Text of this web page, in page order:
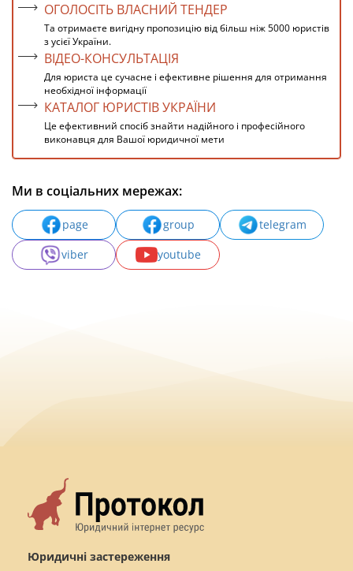
ОГОЛОСІТЬ ВЛАСНИЙ ТЕНДЕР
Та отримаєте вигідну пропозицію від більш ніж 5000 юристів
з усієї України.
ВІДЕО-КОНСУЛЬТАЦІЯ
Для юриста це сучасне і ефективне рішення для отримання
необхідної інформації
КАТАЛОГ ЮРИСТІВ УКРАЇНИ
Це ефективний спосіб знайти надійного і професійного
виконавця для Вашої юридичної мети
Ми в соціальних мережах:
page group
telegram
viber
youtube
Юридичні застереження